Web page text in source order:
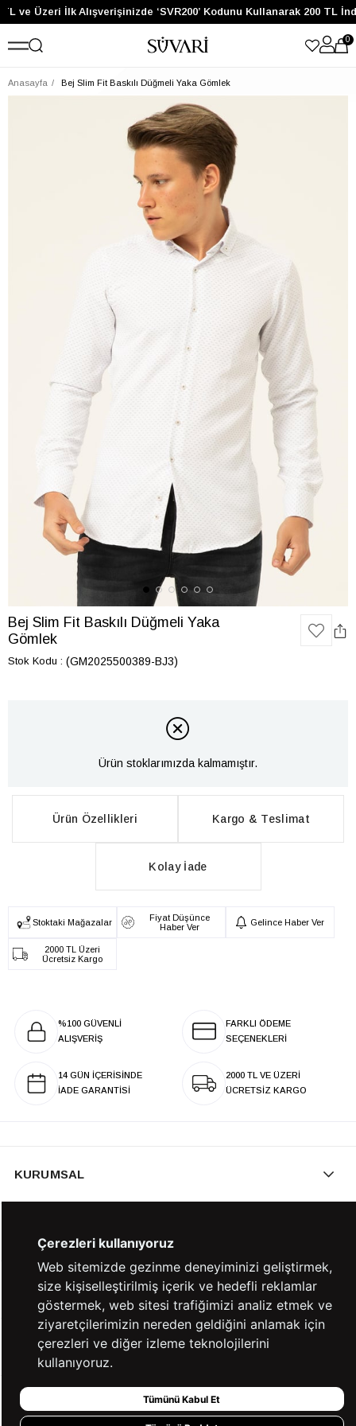
ve Üzeri İlk Alışverişinizde ‘SVR200’ Kodunu Kullanarak 200 TL
0
Anasayfa Bej Slim Fit Baskılı Düğmeli Yaka Gömlek
Bej Slim Fit Baskılı Düğmeli Yaka
Gömlek
Stok Kodu (GM2025500389-BJ3)
Ürün stoklarımızda kalmamıştır.
Ürün Özellikleri Kargo & Teslimat
Kolay İade
Stoktaki Mağazalar
Fiyat Düşünce
Haber Ver
Gelince Haber Ver
2000 TL Üzeri
Ücretsiz Kargo
%100 GÜVENLİ
ALIŞVERİŞ
FARKLI ÖDEME
SEÇENEKLERİ
14 GÜN İÇERİSİNDE
İADE GARANTİSİ
2000 TL VE ÜZERİ
ÜCRETSİZ KARGO
KURUMSAL
YARDIM
BİZE ULAŞIN
HIZLI ERİŞİM
Çerezleri kullanıyoruz
Web sitemizde gezinme deneyiminizi geliştirmek,
size kişiselleştirilmiş içerik ve hedefli reklamlar
göstermek, web sitesi trafiğimizi analiz etmek ve
ziyaretçilerimizin nereden geldiğini anlamak için
çerezleri ve diğer izleme teknolojilerini
kullanıyoruz.
Tümünü Kabul Et